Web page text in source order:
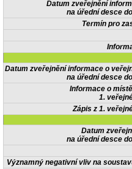
Datum zveřejnění
na úřední desce
Termín pro
Datum zveřejnění informace o
na úřední desce
Informace o
1.
Zápis z 1.
Datum
na úřední desce
Významný negativní vliv na